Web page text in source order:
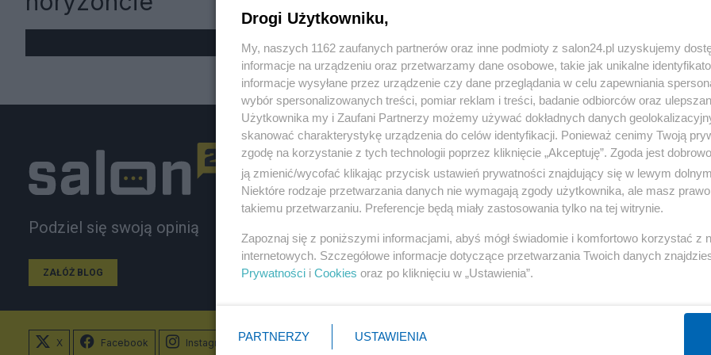
« WRÓĆ DO NOTKI
Podziel się swoją opinią
ZAŁÓŻ BLOG
Polityka
PiS
Rząd
NATO
KO
Gospodarka
Biznes
Pieniądze
Inwestycje
Podatki
X Facebook Instagram
Drogi Użytkowniku,
My, naszych 1162 zaufanych partnerów oraz inne podmioty z salon24.pl uzyskujemy
informacje na urządzeniu oraz przetwarzamy dane osobowe, takie jak unikalne
informacje wysyłane przez urządzenie czy dane przeglądania w celu zapewniania
wybór spersonalizowanych treści, pomiar reklam i treści, badanie odbiorców oraz
Użytkownika my i Zaufani Partnerzy możemy używać dokładnych danych
skanować charakterystykę urządzenia do celów identyfikacji. Ponieważ cenimy Twoją
zgodę na korzystanie z tych technologii poprzez kliknięcie „Akceptuję”. Zgoda jest
ją zmienić/wycofać klikając przycisk ustawień prywatności znajdujący się w lewym
Niektóre rodzaje przetwarzania danych nie wymagają zgody użytkownika, ale masz
takiemu przetwarzaniu. Preferencje będą miały zastosowania tylko na tej witrynie.
Zapoznaj się z poniższymi informacjami, abyś mógł świadomie i komfortowo korzystać z
internetowych. Szczegółowe informacje dotyczące przetwarzania Twoich danych
Prywatności i Cookies oraz po kliknięciu w „Ustawienia”.
PARTNERZY USTAWIENIA